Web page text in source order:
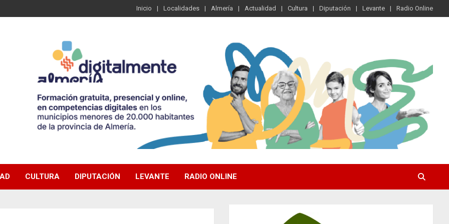
Inicio Localidades Almería Actualidad Cultura Diputación Levante Radio Online
CULTURA DIPUTACIÓN LEVANTE RADIO ONLINE